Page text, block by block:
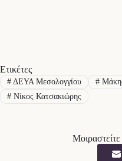
Ετικέτες
#ΔΕΥΑ Μεσολογγίου #
#Νίκος Κατσακιώρης